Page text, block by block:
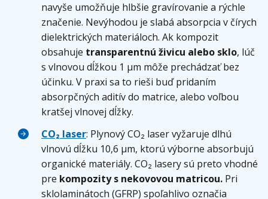
navyše umožňuje hlbšie gravírovanie a rýchle
značenie. Nevýhodou je slabá absorpcia v čírych
dielektrických materiáloch. Ak kompozit
obsahuje transparentnú živicu alebo sklo, lúč
s vlnovou dĺžkou 1 µm môže prechádzať bez
účinku. V praxi sa to rieši buď pridaním
absorpčných aditív do matrice, alebo voľbou
kratšej vlnovej dĺžky.
CO₂ laser: Plynový CO₂ laser vyžaruje dlhú
vlnovú dĺžku 10,6 μm, ktorú výborne absorbujú
organické materiály. CO₂ lasery sú preto vhodné
pre kompozity s nekovovou matricou. Pri
sklolaminátoch (GFRP) spoľahlivo označia